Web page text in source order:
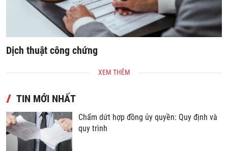
thuật công chứng
XEM THÊM
TIN MỚI NHẤT
Chấm dứt hợp đồng ủy quyền: Quy định và
quy trình